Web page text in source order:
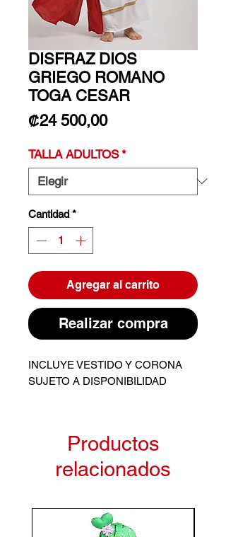
DISFRAZ DIOS
GRIEGO ROMANO
TOGA CESAR
₡24 500,00Precio
TALLA ADULTOS *
Cantidad *
Agregar al carrito
Realizar compra
INCLUYE VESTIDO Y CORONA
SUJETO A DISPONIBILIDAD
Productos
relacionados